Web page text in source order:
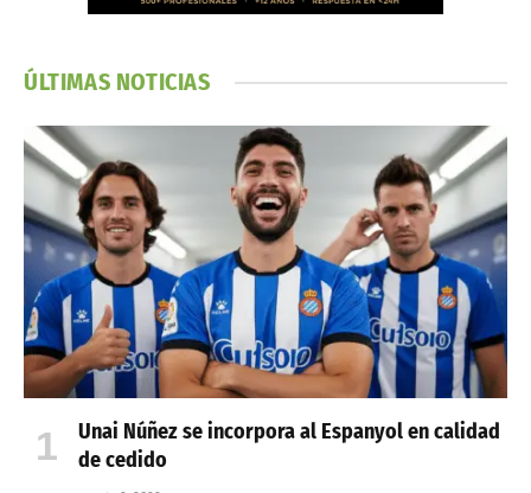
ÚLTIMAS NOTICIAS
Unai Núñez se incorpora al Espanyol en calidad
de cedido